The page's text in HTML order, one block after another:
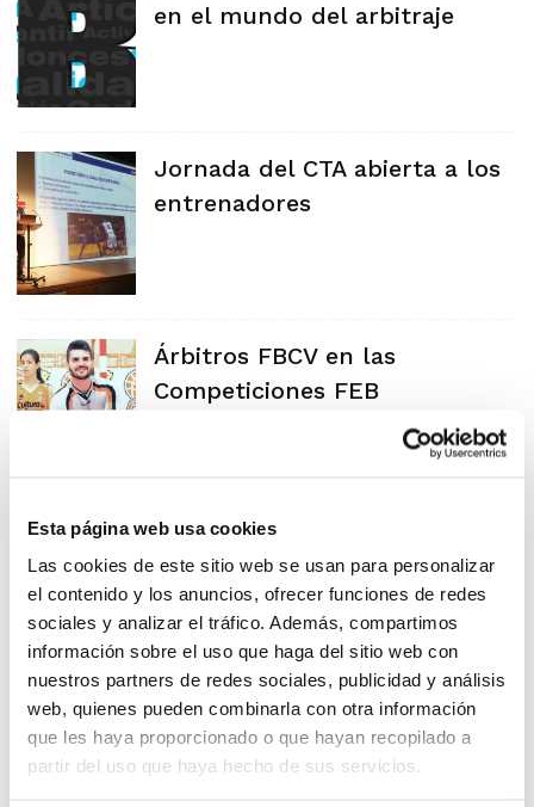
Esta página web usa cookies
Las cookies de este sitio web se usan para personalizar
el contenido y los anuncios, ofrecer funciones de redes
sociales y analizar el tráfico. Además, compartimos
información sobre el uso que haga del sitio web con
nuestros partners de redes sociales, publicidad y análisis
web, quienes pueden combinarla con otra información
que les haya proporcionado o que hayan recopilado a
partir del uso que haya hecho de sus servicios.
en el mundo del arbitraje
Jornada del CTA abierta a los
entrenadores
Árbitros FBCV en las
Competiciones FEB
Solicitud de licencia CTA
2016/2017
Árbitros FBCV en el Cto. de
España de Selecciones 3×3